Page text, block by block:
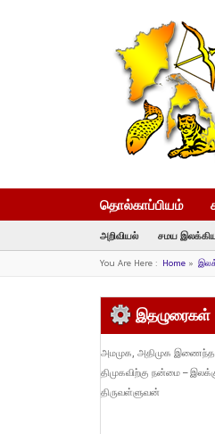
தொல்காப்பியம்
அறிவியல் சமய
You Are Here : Home»
இதழுரைகள்
அமமுக, அதிமுக
திமுகவிற்கு நன்மை –
திருவள்ளுவன்